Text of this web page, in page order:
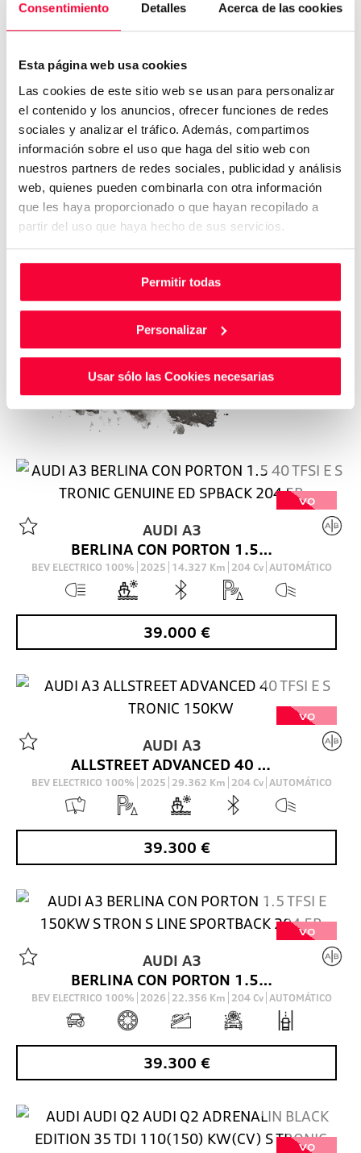
Consentimiento Detalles Acerca de las cookies
Esta página web usa cookies
Las cookies de este sitio web se usan para personalizar
el contenido y los anuncios, ofrecer funciones de redes
sociales y analizar el tráfico. Además, compartimos
información sobre el uso que haga del sitio web con
nuestros partners de redes sociales, publicidad y análisis
web, quienes pueden combinarla con otra información
que les haya proporcionado o que hayan recopilado a
partir del uso que haya hecho de sus servicios.
Permitir todas
Personalizar
Usar sólo las Cookies necesarias
VO
AUDI A3
BERLINA CON PORTON 1.5 40 TFSI E S TRONIC GENUINE ED SPBACK 204 5P
BEV ELECTRICO 100% 2025 14.327 Km 204 Cv AUTOMÁTICO
39.000 €
VO
AUDI A3
ALLSTREET ADVANCED 40 TFSI E S TRONIC 150KW
BEV ELECTRICO 100% 2025 29.362 Km 204 Cv AUTOMÁTICO
39.300 €
VO
AUDI A3
BERLINA CON PORTON 1.5 TFSI E 150KW S TRON S LINE SPORTBACK 204 5P
BEV ELECTRICO 100% 2026 22.356 Km 204 Cv AUTOMÁTICO
39.300 €
VO